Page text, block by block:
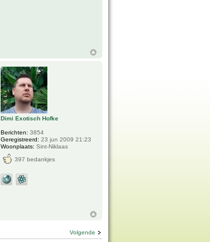
Dimi Exotisch Hofke
Berichten: 3854
Geregistreerd: 23 jun 2009 21:23
Woonplaats: Sint-Niklaas
397 bedankjes
Volgende